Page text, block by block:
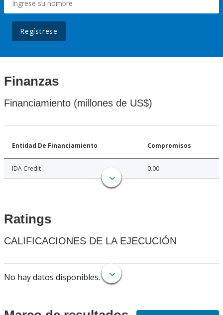
Regístrese
Finanzas
Financiamiento (millones de US$)
Entidad De Financiamiento Compromisos
IDA Credit 0.00
Ratings
CALIFICACIONES DE LA EJECUCIÓN
No hay datos disponibles.